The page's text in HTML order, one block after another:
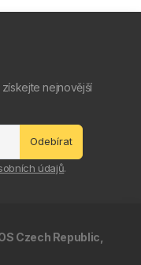
nejnovější
Odebírat
údajů.
Czech Republic,